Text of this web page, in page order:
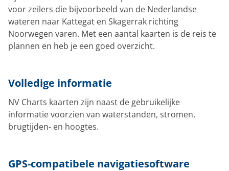
voor zeilers die bijvoorbeeld van de Nederlandse
wateren naar Kattegat en Skagerrak richting
Noorwegen varen. Met een aantal kaarten is de reis te
plannen en heb je een goed overzicht.
Volledige informatie
NV Charts kaarten zijn naast de gebruikelijke
informatie voorzien van waterstanden, stromen,
brugtijden- en hoogtes.
GPS-compatibele navigatiesoftware